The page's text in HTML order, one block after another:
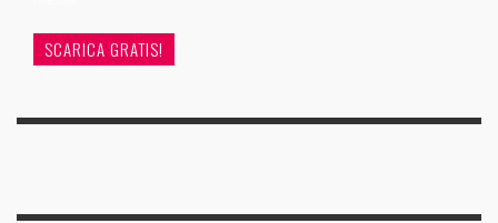
SCARICA GRATIS!